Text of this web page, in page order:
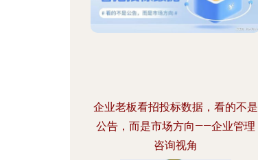
企业老板看招投标数据，看的不是
公告，而是市场方向——企业管理
咨询视角